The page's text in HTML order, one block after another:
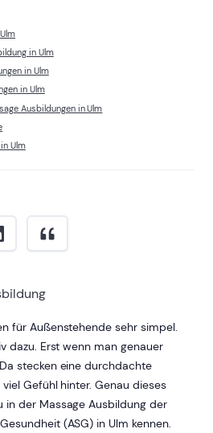
in Ulm
in Ulm
in Ulm
Ausbildungen in Ulm
Ulm
für Außenstehende sehr simpel.
dazu. Erst wenn man genauer
stecken eine durchdachte
Gefühl hinter. Genau dieses
in der Massage Ausbildung der
(ASG) in Ulm kennen.